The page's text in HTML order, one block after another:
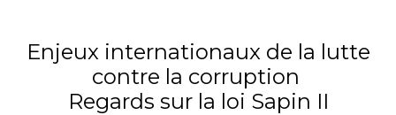
Enjeux internationaux de la lutte
contre la corruption
Regards sur la loi Sapin II